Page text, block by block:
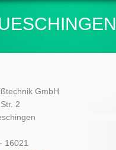
GmbH
2
16021